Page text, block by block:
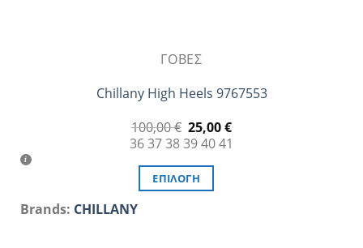
ΓΌΒΕΣ
Chillany High Heels 9767553
100,00€ Original
price
was:
100,00 €.
25,00€Η
363738394041
ΕΠΙΛΟΓΉ
Brands: CHILLANY